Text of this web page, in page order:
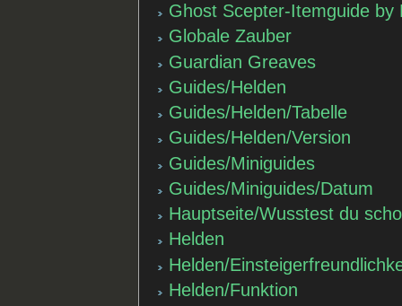
Ghost Scepter-Itemguide by
Globale Zauber
Guardian Greaves
Guides/Helden
Guides/Helden/Tabelle
Guides/Helden/Version
Guides/Miniguides
Guides/Miniguides/Datum
Hauptseite/Wusstest du
Helden
Helden/
Helden/Funktion